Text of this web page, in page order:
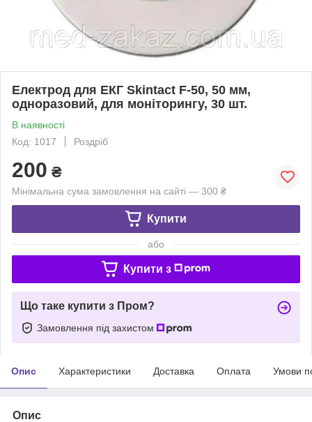
Електрод для ЕКГ Skintact F-50, 50 мм,
одноразовий, для моніторингу, 30 шт.
В наявності
Код: 1017
Роздріб
200 ₴
Мінімальна сума замовлення на сайті — 300 ₴
Купити
або
Купити з
Що таке купити з Пром?
Замовлення під захистом
Опис Характеристики Доставка Оплата Умови
Опис